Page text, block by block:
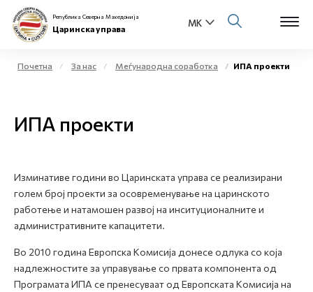
Физички лица
Бизнис заедница
Е-Царина
Контакт
Република Северна Македонија
Царинска управа
Почетна За нас Меѓународна соработка ИПА проекти
ИПА проекти
Изминативе години во Царинската управа се реализирани
голем број проекти за осовременување на царинското
работење и натамошен развој на инситуционалните и
административните капацитети.
Во 2010 година Европска Комисија донесе одлука со која
надлежностите за управување со првата компонента од
Програмата ИПА се пренесуваат од Европската Комисија на